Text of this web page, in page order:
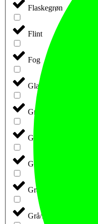
Flaskegrøn
Flint
Fog
Glacial (retail)
Grå
Grå m. Blå Tryk
Grå Melange
Grå-Meleret
Grå/Blå